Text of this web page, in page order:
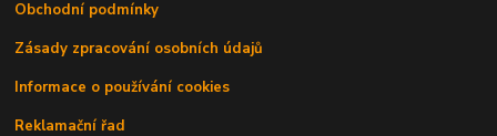
Obchodní podmínky
Zásady zpracování osobních údajů
Informace o používání cookies
Reklamační řad